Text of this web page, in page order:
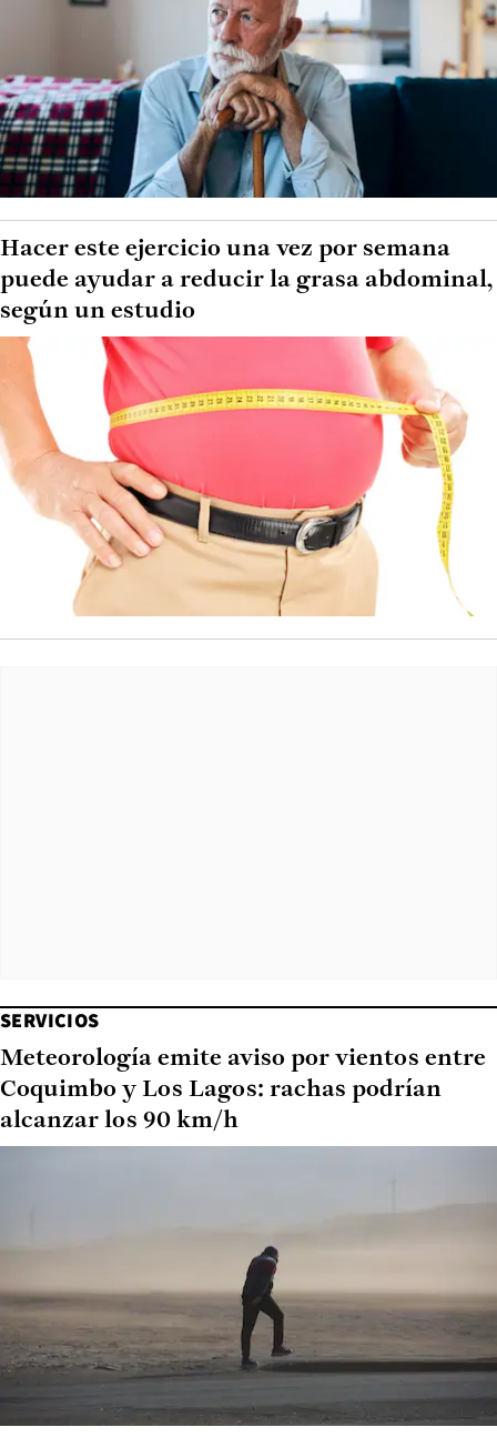
Hacer este ejercicio una vez por semana
puede ayudar a reducir la grasa abdominal,
según un estudio
SERVICIOS
Meteorología emite aviso por vientos entre
Coquimbo y Los Lagos: rachas podrían
alcanzar los 90 km/h